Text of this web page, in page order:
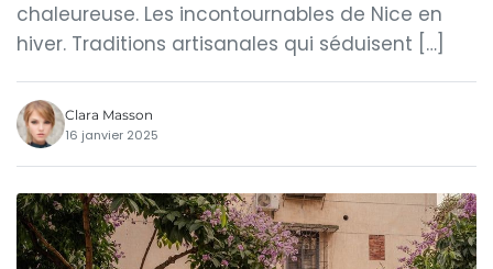
chaleureuse. Les incontournables de Nice en
hiver. Traditions artisanales qui séduisent […]
Clara Masson
16 janvier 2025